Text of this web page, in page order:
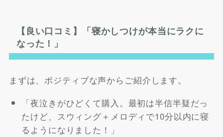
【良い口コミ】「寝かしつけが本当にラクに
なった！」
まずは、ポジティブな声からご紹介します。
「夜泣きがひどくて購入。最初は半信半疑だっ
たけど、スウィング＋メロディで10分以内に寝
るようになりました！」